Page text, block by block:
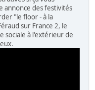
annonce des festivités
"le floor - à la
sur France 2, le
sociale à l'extérieur de